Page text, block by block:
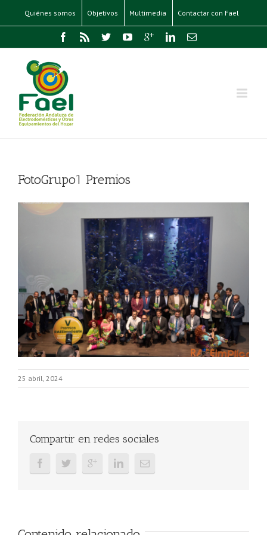
Quiénes somos Objetivos Multimedia Contactar con Fael
FotoGrupo1 Premios
25 abril, 2024
Compartir en redes sociales